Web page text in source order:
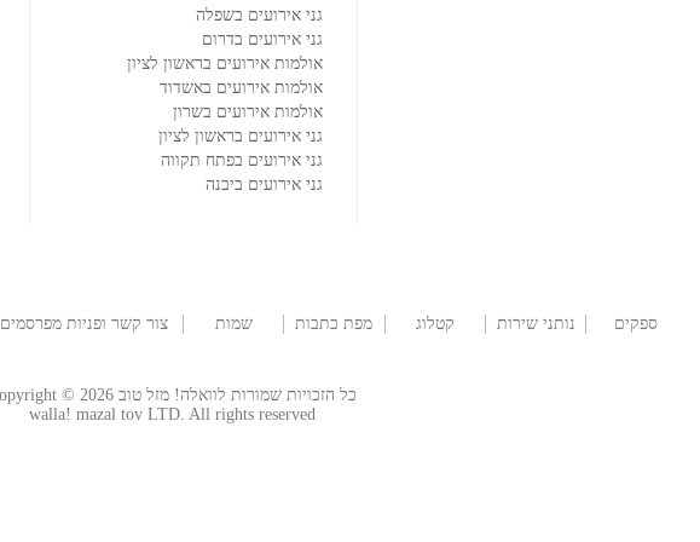
גני אירועים בשפלה
גני אירועים בדרום
אולמות אירועים בראשון לציון
אולמות אירועים באשדוד
אולמות אירועים בשרון
גני אירועים בראשון לציון
גני אירועים בפתח תקווה
גני אירועים ביבנה
ספקים
נותני שירות
קטלוג
מפת כתבות
שמות
צור קשר ופניות מפרסמים
כל הזכויות שמורות לוואלה! מזל טוב Copyright © 2026
walla! mazal tov LTD. All rights reserved